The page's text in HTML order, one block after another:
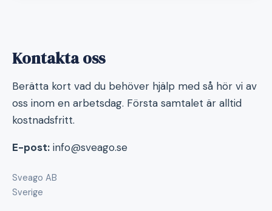
Kontakta oss
Berätta kort vad du behöver hjälp med så hör vi av
oss inom en arbetsdag. Första samtalet är alltid
kostnadsfritt.
E-post: info@sveago.se
Sveago AB
Sverige